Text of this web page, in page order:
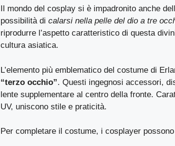
Il mondo del cosplay si è impadronito anche
possibilità di calarsi nella pelle del dio a tre
riprodurre l’aspetto caratteristico di questa
cultura asiatica.
L’elemento più emblematico del costume di
“terzo occhio”. Questi ingegnosi accessori,
lente supplementare al centro della fronte.
UV, uniscono stile e praticità.
Per completare il costume, i cosplayer